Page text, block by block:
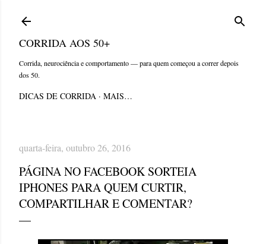
CORRIDA AOS 50+
Corrida, neurociência e comportamento — para quem começou a correr depois
dos 50.
DICAS DE CORRIDA MAIS…
quarta-feira, outubro 26, 2016
PÁGINA NO FACEBOOK SORTEIA
IPHONES PARA QUEM CURTIR,
COMPARTILHAR E COMENTAR?